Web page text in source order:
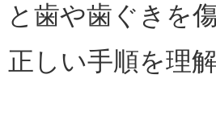
と歯や歯ぐきを
正しい手順を理